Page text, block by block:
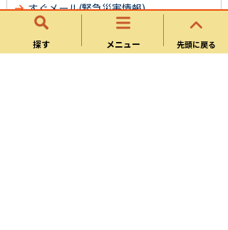
探す メニュー 先頭に戻る
すぐメール(緊急災害情報)